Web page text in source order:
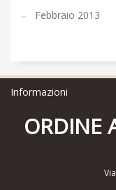
Febbraio 2013
Informazioni
ORDINE